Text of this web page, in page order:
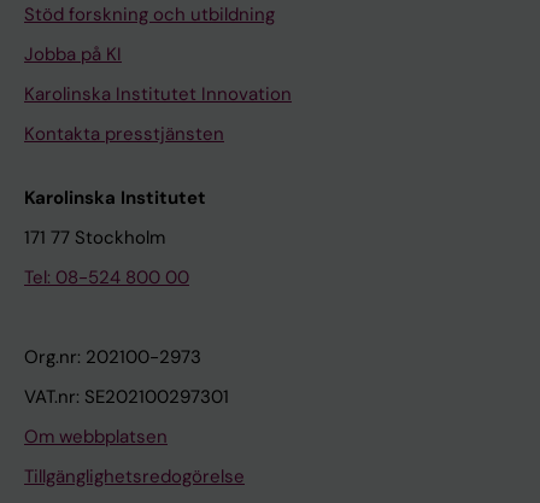
Stöd forskning och utbildning
Jobba på KI
Karolinska Institutet Innovation
Kontakta presstjänsten
Karolinska Institutet
171 77 Stockholm
Tel: 08-524 800 00
Org.nr: 202100-2973
VAT.nr: SE202100297301
Om webbplatsen
Tillgänglighetsredogörelse